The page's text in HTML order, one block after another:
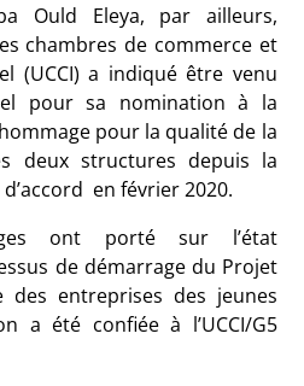
Ould Eleya, par ailleurs,
chambres de commerce et
(UCCI) a indiqué être venu
pour sa nomination à la
pour la qualité de la
deux structures depuis la
en février 2020.
ont porté sur l’état
de démarrage du Projet
des entreprises des jeunes
a été confiée à l’UCCI/G5